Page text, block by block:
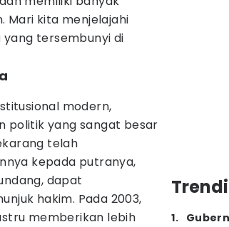
Mari kita menjelajahi
yang tersembunyi di
modern,
politik yang sangat besar
telah
kepada putranya,
dapat
hakim. Pada 2003,
memberikan lebih
1.